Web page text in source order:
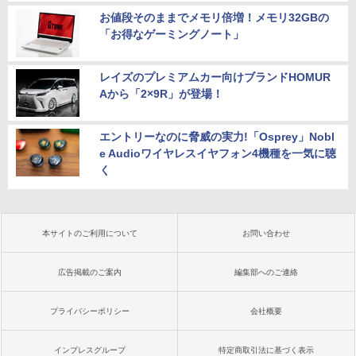
お値段そのままでメモリ倍増！メモリ32GBの
「お得なゲーミングノート」
レイズのプレミアムカー向けブランドHOMUR
Aから「2×9R」が登場！
エントリーなのに脅威の実力!「Osprey」Nobl
e Audioワイヤレスイヤフォン4機種を一気に聴
く
本サイトのご利用について お問い合わせ
広告掲載のご案内 編集部へのご連絡
プライバシーポリシー 会社概要
インプレスグループ 特定商取引法に基づく表示